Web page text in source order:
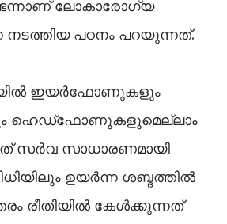
ലോകാരോഗ്യ
പഠനം പറയുന്നത്.
ഇയര്‍ഫോണുകളും
ഹെഡ്‌ഫോണുകളുമെല്ലാം
സര്‍വ സാധാരണമായി
ഉയര്‍ന്ന ശബ്ദത്തില്‍
രീതിയില്‍ കേള്‍ക്കുന്നത്